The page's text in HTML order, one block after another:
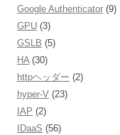
Google Authenticator (9)
GPU (3)
GSLB (5)
HA (30)
httpヘッダー (2)
hyper-V (23)
IAP (2)
IDaaS (56)